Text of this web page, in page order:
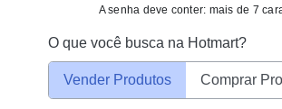
A senha deve conter: mais de 7
O que você busca na Hotmart?
Vender Produtos Comprar